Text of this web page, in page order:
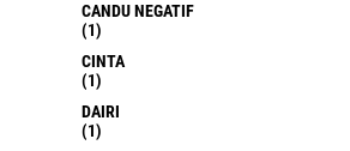
CANDU NEGATIF
(1)
CINTA
(1)
DAIRI
(1)